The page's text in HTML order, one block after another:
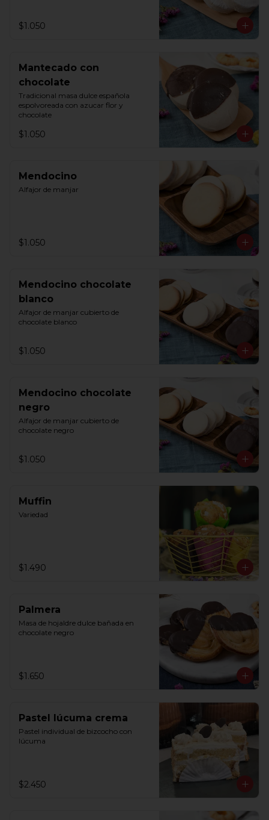
$1.050
Mantecado con
chocolate
Tradicional masa dulce española
espolvoreada con azucar flor y
chocolate
$1.050
Mendocino
Alfajor de manjar
$1.050
Mendocino chocolate
blanco
Alfajor de manjar cubierto de
chocolate blanco
$1.050
Mendocino chocolate
negro
Alfajor de manjar cubierto de
chocolate negro
$1.050
Muffin
Variedad
$1.490
Palmera
Masa de hojaldre dulce bañada en
chocolate negro
$1.650
Pastel lúcuma crema
Pastel individual de bizcocho con
lúcuma
$2.450